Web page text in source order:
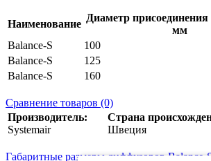
Наименование
Диаметр присоединения
мм
Balance-S
100
Balance-S
125
Balance-S
160
Сравнение товаров (0)
Производитель:
Systemair
Страна
Швеция
Габаритные размеры диффузоров Balance-